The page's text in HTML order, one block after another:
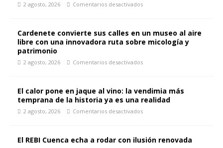
2 agosto, 2026 Comentarios desactivados
Cardenete convierte sus calles en un museo al aire
libre con una innovadora ruta sobre micología y
patrimonio
2 agosto, 2026 Comentarios desactivados
El calor pone en jaque al vino: la vendimia más
temprana de la historia ya es una realidad
2 agosto, 2026 Comentarios desactivados
El REBI Cuenca echa a rodar con ilusión renovada